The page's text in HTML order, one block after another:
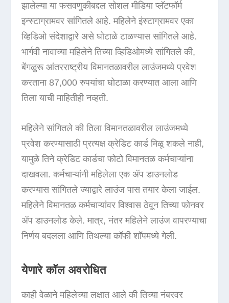
झालेल्या या फसवणुकीबद्दल सोशल मीडिया प्लॅटफॉर्म
इन्स्टाग्रामवर सांगितले आहे. महिलेने इंस्टाग्रामवर एका
व्हिडिओ संदेशाद्वारे असे घोटाळे टाळण्यास सांगितले आहे.
भार्गवी नावाच्या महिलेने तिच्या व्हिडिओमध्ये सांगितले की,
बेंगळुरू आंतरराष्ट्रीय विमानतळावरील लाउंजमध्ये प्रवेश
करताना 87,000 रुपयांचा घोटाळा करण्यात आला आणि
तिला याची माहितीही नव्हती.
महिलेने सांगितले की तिला विमानतळावरील लाउंजमध्ये
प्रवेश करण्यासाठी प्रत्यक्ष क्रेडिट कार्ड मिळू शकले नाही,
यामुळे तिने क्रेडिट कार्डचा फोटो विमानतळ कर्मचाऱ्यांना
दाखवला. कर्मचाऱ्यांनी महिलेला एक ॲप डाउनलोड
करण्यास सांगितले ज्याद्वारे लाउंज पास तयार केला जाईल.
महिलेने विमानतळ कर्मचाऱ्यांवर विश्वास ठेवून तिच्या फोनवर
ॲप डाउनलोड केले. मात्र, नंतर महिलेने लाउंज वापरण्याचा
निर्णय बदलला आणि तिथल्या कॉफी शॉपमध्ये गेली.
येणारे कॉल अवरोधित
काही वेळाने महिलेच्या लक्षात आले की तिच्या नंबरवर